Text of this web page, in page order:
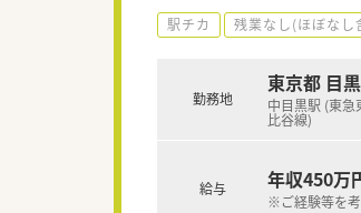
駅チカ 残業なし(ほぼなし
勤務地
東京都 目
中目黒駅 (東急
比谷線)
給与 年収450万
※ご経験等を